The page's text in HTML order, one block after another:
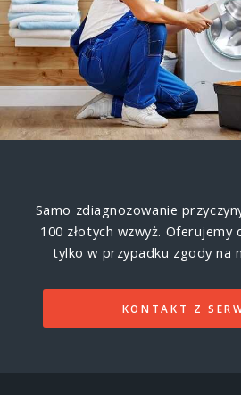
Samo zdiagnozowanie
100 złotych wzwyż. Oferujemy
tylko w przypadku zgody na
KONTAKT Z